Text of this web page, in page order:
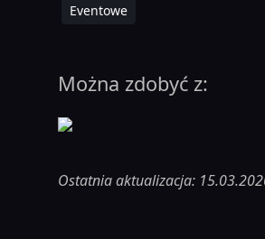
Eventowe
Można zdobyć z:
Ostatnia aktualizacja: